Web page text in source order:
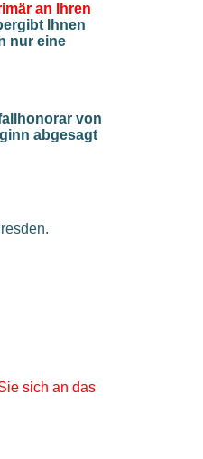
an Ihren
Ihnen
nur eine
von
abgesagt
sich an das